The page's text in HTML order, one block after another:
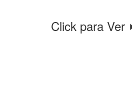
Click para Ver